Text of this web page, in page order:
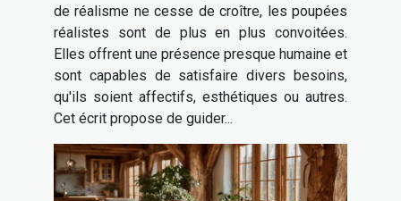
de réalisme ne cesse de croître, les poupées
réalistes sont de plus en plus convoitées.
Elles offrent une présence presque humaine et
sont capables de satisfaire divers besoins,
qu'ils soient affectifs, esthétiques ou autres.
Cet écrit propose de guider...